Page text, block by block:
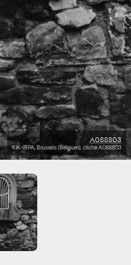
A088803
KIK-IRPA, Brussels (Belgium), cliché A088803